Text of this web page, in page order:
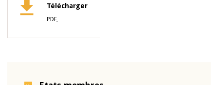
Télécharger
PDF,